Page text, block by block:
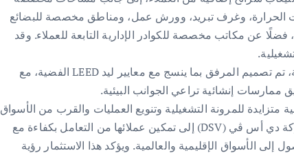
الحرارة، وغرف تبريد، وورش عمل، ومناطق مخصصة للبضائع
عن مكاتب مخصصة للكوادر الإدارية التابعة للعملاء. وقد
وانطلاقًا من التزام شركة دي أس ڤي (DSV) بالاستدامة، تم تصميم المرفق بما ينسج مع معايير ليد LEED الفضية، مع
ممارسات إنشائية تراعي الجوانب البيئية.
متزايدة للمرونة التشغيلية وتنويع العمليات والقرب من الأسواق
الرئيسية. ومن خلال تعزيز حضورها في دبي، تسعى شركة دي أس ڤي (DSV) إلى تمكين عملائها من التعامل بكفاءة مع
الأسواق الإقليمية والعالمية. ويؤكد هذا الاستثمار رؤية